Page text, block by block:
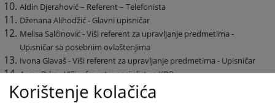
Aldin Djerahović – Referent – Telefonista
Dženana Alihodžić - Glavni upisničar
Melisa Salčinović - Viši referent za upravljanje predmetima -
Upisničar sa posebnim ovlaštenjima
Ivona Glavaš - Viši referent za upravljanje predmetima - Upisničar
Amra Brka - Viši referent -specijalist za KDP
Belmana Bilić - Viši referent za upravljanje predmetima
Upisničar
Korištenje kolačića